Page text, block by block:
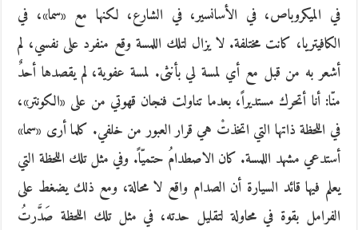
في الميكروباص، في الأسانسير، في الشارع، لكنها مع «سما»، في
الكافيتريا، كانت مختلفة. لا يزال لتلك اللمسة وقع منفرد على نفسي، لم
أشعر به من قبل مع أي لمسة لي بأنثى. لمسة عفوية، لم يقصدها أحدٌ
منّا: أنا أتحرك مستديراً، بعدما تناولت فنجان قهوتي من على «الكونتر»،
في اللحظة ذاتها التي اتخذتْ هي قرار العبور من خلفي. كلما أرى «سما»
أستدعي مشهد اللمسة. كان الاصطدامُ حتميّاً. وفي مثل تلك اللحظة التي
يعلم فيها قائد السيارة أن الصدام واقع لا محالة، ومع ذلك يضغط على
الفرامل بقوة في محاولة لتقليل حدته، في مثل تلك اللحظة صَدَّرتُ